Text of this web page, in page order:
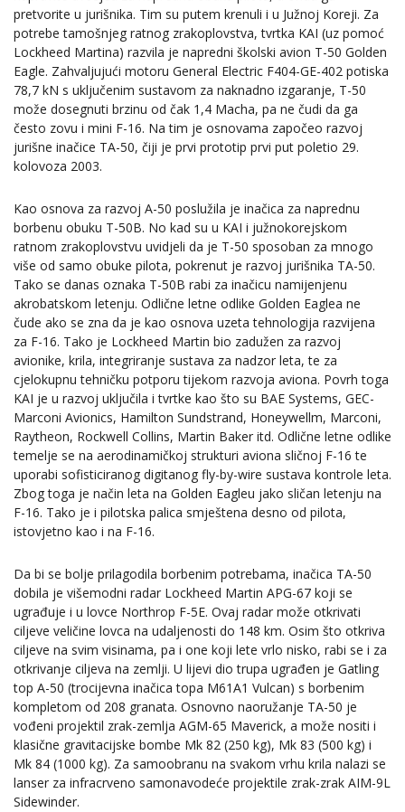
pretvorite u jurišnika. Tim su putem krenuli i u Južnoj Koreji. Za
potrebe tamošnjeg ratnog zrakoplovstva, tvrtka KAI (uz pomoć
Lockheed Martina) razvila je napredni školski avion T-50 Golden
Eagle. Zahvaljujući motoru General Electric F404-GE-402 potiska
78,7 kN s uključenim sustavom za naknadno izgaranje, T-50
može dosegnuti brzinu od čak 1,4 Macha, pa ne čudi da ga
često zovu i mini F-16. Na tim je osnovama započeo razvoj
jurišne inačice TA-50, čiji je prvi prototip prvi put poletio 29.
kolovoza 2003.
Kao osnova za razvoj A-50 poslužila je inačica za naprednu
borbenu obuku T-50B. No kad su u KAI i južnokorejskom
ratnom zrakoplovstvu uvidjeli da je T-50 sposoban za mnogo
više od samo obuke pilota, pokrenut je razvoj jurišnika TA-50.
Tako se danas oznaka T-50B rabi za inačicu namijenjenu
akrobatskom letenju. Odlične letne odlike Golden Eaglea ne
čude ako se zna da je kao osnova uzeta tehnologija razvijena
za F-16. Tako je Lockheed Martin bio zadužen za razvoj
avionike, krila, integriranje sustava za nadzor leta, te za
cjelokupnu tehničku potporu tijekom razvoja aviona. Povrh toga
KAI je u razvoj uključila i tvrtke kao što su BAE Systems, GEC-
Marconi Avionics, Hamilton Sundstrand, Honeywellm, Marconi,
Raytheon, Rockwell Collins, Martin Baker itd. Odlične letne odlike
temelje se na aerodinamičkoj strukturi aviona sličnoj F-16 te
uporabi sofisticiranog digitanog fly-by-wire sustava kontrole leta.
Zbog toga je način leta na Golden Eagleu jako sličan letenju na
F-16. Tako je i pilotska palica smještena desno od pilota,
istovjetno kao i na F-16.
Da bi se bolje prilagodila borbenim potrebama, inačica TA-50
dobila je višemodni radar Lockheed Martin APG-67 koji se
ugrađuje i u lovce Northrop F-5E. Ovaj radar može otkrivati
ciljeve veličine lovca na udaljenosti do 148 km. Osim što otkriva
ciljeve na svim visinama, pa i one koji lete vrlo nisko, rabi se i za
otkrivanje ciljeva na zemlji. U lijevi dio trupa ugrađen je Gatling
top A-50 (trocijevna inačica topa M61A1 Vulcan) s borbenim
kompletom od 208 granata. Osnovno naoružanje TA-50 je
vođeni projektil zrak-zemlja AGM-65 Maverick, a može nositi i
klasične gravitacijske bombe Mk 82 (250 kg), Mk 83 (500 kg) i
Mk 84 (1000 kg). Za samoobranu na svakom vrhu krila nalazi se
lanser za infracrveno samonavodeće projektile zrak-zrak AIM-9L
Sidewinder.